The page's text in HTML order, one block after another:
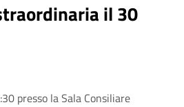
il 30
presso la Sala Consiliare